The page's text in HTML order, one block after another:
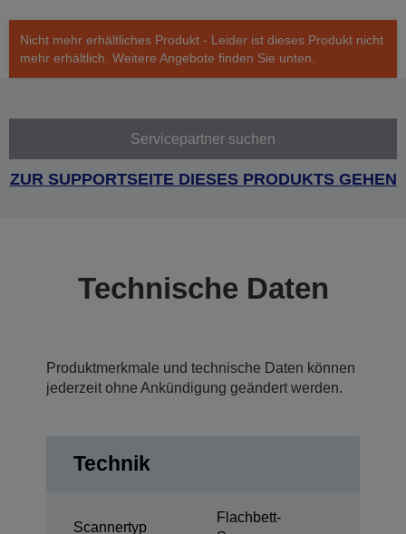
Nicht mehr erhältliches Produkt - Leider ist dieses Produkt nicht
mehr erhältlich. Weitere Angebote finden Sie unten.
Servicepartner suchen
ZUR SUPPORTSEITE DIESES PRODUKTS GEHEN
Technische Daten
Produktmerkmale und technische Daten können
jederzeit ohne Ankündigung geändert werden.
Technik
Scannertyp
Flachbett-